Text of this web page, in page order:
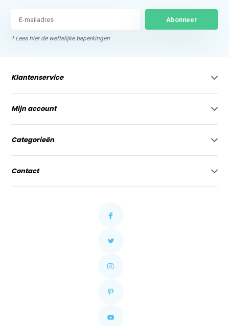
Abonneer
* Lees hier de wettelijke beperkingen
Klantenservice
Mijn account
Categorieën
Contact